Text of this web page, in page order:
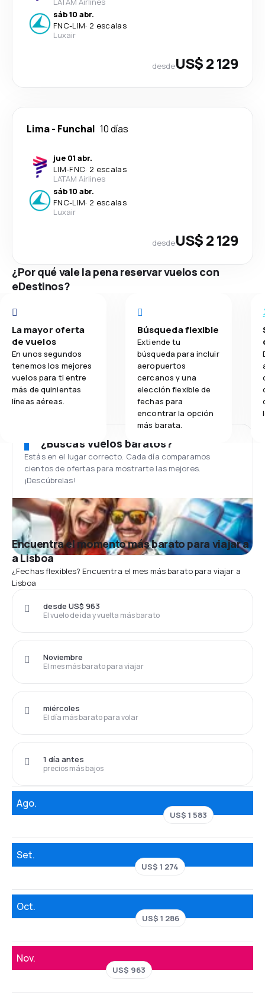
sáb 10 abr.
FNC-LIM· 2 escalas
Luxair
desdeUS$ 2 129
Lima- Funchal 10 días
jue 01 abr.
LIM-FNC· 2 escalas
LATAM Airlines
sáb 10 abr.
FNC-LIM· 2 escalas
Luxair
desdeUS$ 2 129
¿Por qué vale la pena reservar vuelos con
eDestinos?
La mayor oferta
de vuelos
En unos segundos
tenemos los mejores
vuelos para ti entre
más de quinientas
líneas aéreas.
Búsqueda flexible
Extiende tu
búsqueda para incluir
aeropuertos
cercanos y una
elección flexible de
fechas para
encontrar la opción
más barata.
¿Buscas vuelos baratos?
Estás en el lugar correcto. Cada día comparamos
cientos de ofertas para mostrarte las mejores.
¡Descúbrelas!
Encuentra el momento más barato para viajar a
a Lisboa
¿Fechas flexibles? Encuentra el mes más barato para viajar a
Lisboa
El vuelo de ida y vuelta más barato
desde US$ 963
El mes más barato para viajar
Noviembre
El día más barato para volar
miércoles
precios más bajos
1 día antes
Ago.
US$ 1 583
Set.
US$ 1 274
Oct.
US$ 1 286
Nov.
US$ 963